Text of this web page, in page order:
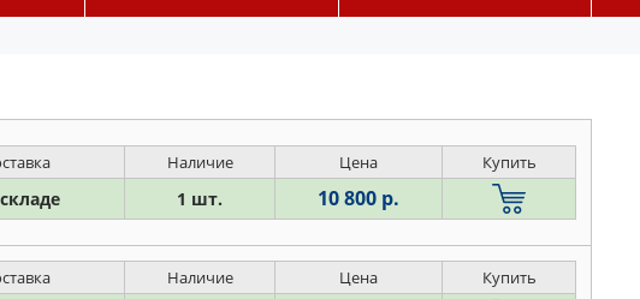
Наличие Цена Купить
1 шт. 10 800 р.
Наличие Цена Купить